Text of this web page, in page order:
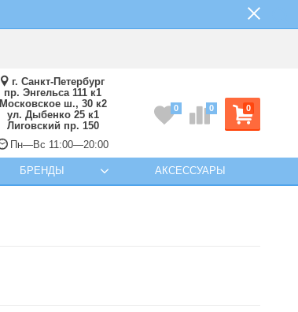
г. Санкт-Петербург
пр. Энгельса 111 к1
Московское ш., 30 к2
ул. Дыбенко 25 к1
Лиговский пр. 150
Пн—Вс 11:00—20:00
0
0 0
БРЕНДЫ АКСЕССУАРЫ